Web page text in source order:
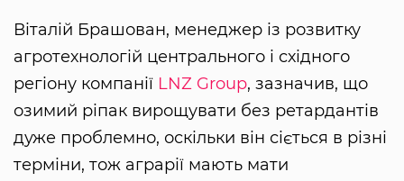
Віталій Брашован, менеджер із розвитку
агротехнологій центрального і східного
регіону компанії LNZ Group, зазначив, що
озимий ріпак вирощувати без ретардантів
дуже проблемно, оскільки він сіється в різні
терміни, тож аграрії мають мати